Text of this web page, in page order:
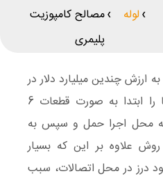
❯ لوله
❯ مصالح کامپوزیت
پلیمری
چندین میلیارد دلار در
جهان است. تاکنون لوله‌ها را ابتدا به صورت قطعات 6
به محل اجرا حمل و سپس به
علاوه بر این که بسیار
درز در محل اتصالات، سبب